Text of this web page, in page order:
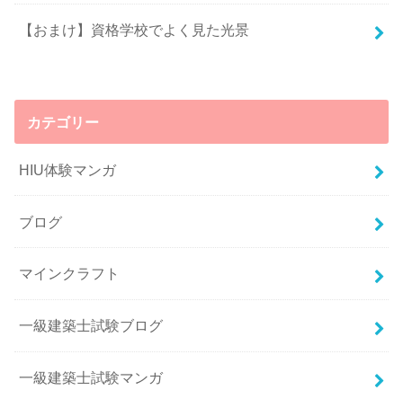
【おまけ】資格学校でよく見た光景
カテゴリー
HIU体験マンガ
ブログ
マインクラフト
一級建築士試験ブログ
一級建築士試験マンガ